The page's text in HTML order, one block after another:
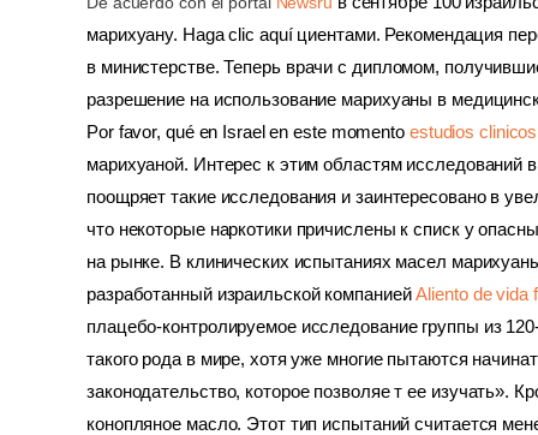
марихуану. Haga clic aquí циентами. Рекомендация
в министерстве. Теперь врачи с дипломом,
разрешение на использование марихуаны в
Por favor, qué en Israel en este momento estudios clinicos
марихуаной. Интерес к этим областям исследований
поощряет такие исследования и заинтересовано в
что некоторые наркотики причислены к списк у
на рынке. В клинических испытаниях масел
разработанный израильской компанией Aliento de vida
плацебо-контролируемое исследование группы из
такого рода в мире, хотя уже многие пытаются
законодательство, которое позволяе т ее изучать».
конопляное масло. Этот тип испытаний считается